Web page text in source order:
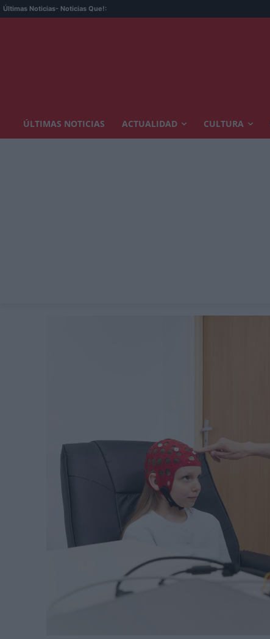
Últimas Noticias- Noticias Que!:
ÚLTIMAS NOTICIAS ACTUALIDAD CULTURA